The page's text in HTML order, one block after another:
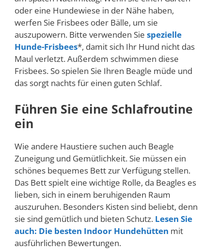
oder eine Hundewiese in der Nähe haben,
werfen Sie Frisbees oder Bälle, um sie
auszupowern. Bitte verwenden Sie spezielle
Hunde-Frisbees*, damit sich Ihr Hund nicht das
Maul verletzt. Außerdem schwimmen diese
Frisbees. So spielen Sie Ihren Beagle müde und
das sorgt nachts für einen guten Schlaf.
Führen Sie eine Schlafroutine
ein
Wie andere Haustiere suchen auch Beagle
Zuneigung und Gemütlichkeit. Sie müssen ein
schönes bequemes Bett zur Verfügung stellen.
Das Bett spielt eine wichtige Rolle, da Beagles es
lieben, sich in einem beruhigenden Raum
auszuruhen. Besonders Kisten sind beliebt, denn
sie sind gemütlich und bieten Schutz. Lesen Sie
auch: Die besten Indoor Hundehütten mit
ausführlichen Bewertungen.